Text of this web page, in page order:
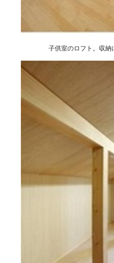
子供室のロフト。収納